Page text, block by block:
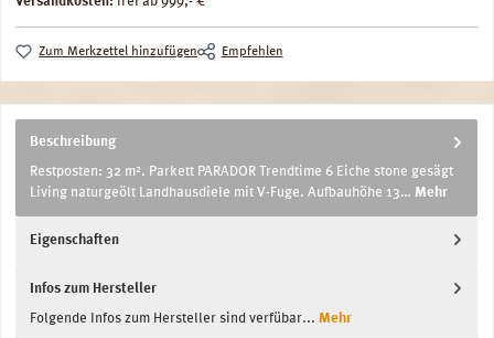
Zum Merkzettel hinzufügen Empfehlen
Beschreibung
Restposten: 32 m². Parkett PARADOR Trendtime 6 Eiche stone gesägt
Living naturgeölt Landhausdiele mit V-Fuge. Aufbauhöhe 13… Mehr
Eigenschaften
Infos zum Hersteller
Folgende Infos zum Hersteller sind verfübar... Mehr